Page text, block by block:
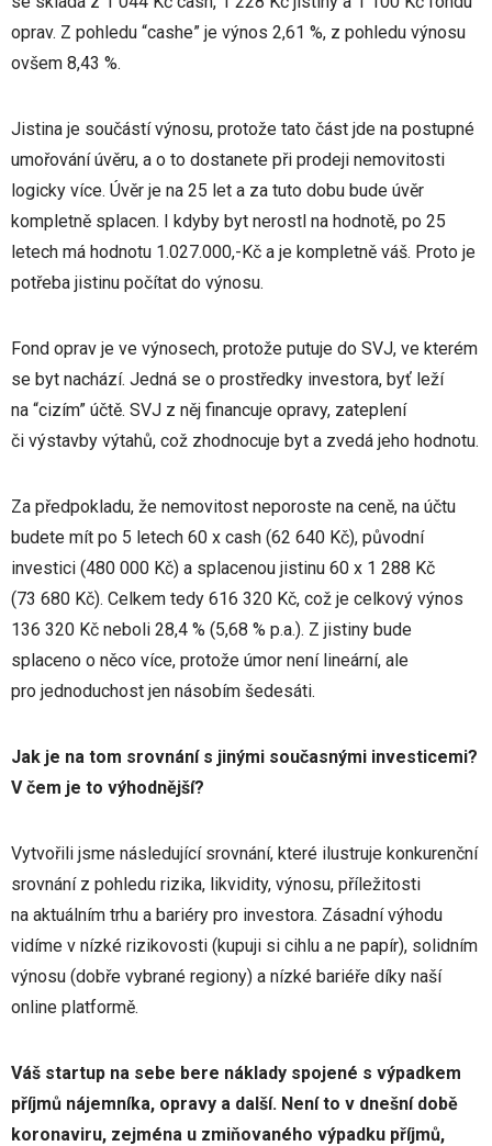
oprav. Z pohledu “cashe” je výnos 2,61 %, z pohledu výnosu
ovšem 8,43 %.
Jistina je součástí výnosu, protože tato část jde na postupné
umořování úvěru, a o to dostanete při prodeji nemovitosti
logicky více. Úvěr je na 25 let a za tuto dobu bude úvěr
kompletně splacen. I kdyby byt nerostl na hodnotě, po 25
letech má hodnotu 1.027.000,-Kč a je kompletně váš. Proto je
potřeba jistinu počítat do výnosu.
Fond oprav je ve výnosech, protože putuje do SVJ, ve kterém
se byt nachází. Jedná se o prostředky investora, byť leží
na “cizím” účtě. SVJ z něj financuje opravy, zateplení
či výstavby výtahů, což zhodnocuje byt a zvedá jeho hodnotu.
Za předpokladu, že nemovitost neporoste na ceně, na účtu
budete mít po 5 letech 60 x cash (62 640 Kč), původní
investici (480 000 Kč) a splacenou jistinu 60 x 1 288 Kč
(73 680 Kč). Celkem tedy 616 320 Kč, což je celkový výnos
136 320 Kč neboli 28,4 % (5,68 % p.a.). Z jistiny bude
splaceno o něco více, protože úmor není lineární, ale
pro jednoduchost jen násobím šedesáti.
Jak je na tom srovnání s jinými současnými investicemi?
V čem je to výhodnější?
Vytvořili jsme následující srovnání, které ilustruje konkurenční
srovnání z pohledu rizika, likvidity, výnosu, příležitosti
na aktuálním trhu a bariéry pro investora. Zásadní výhodu
vidíme v nízké rizikovosti (kupuji si cihlu a ne papír), solidním
výnosu (dobře vybrané regiony) a nízké bariéře díky naší
online platformě.
Váš startup na sebe bere náklady spojené s výpadkem
příjmů nájemníka, opravy a další. Není to v dnešní době
koronaviru, zejména u zmiňovaného výpadku příjmů,